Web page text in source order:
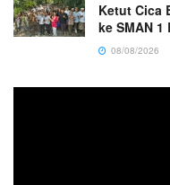
Ketut Cica
ke SMAN
08/08/2026